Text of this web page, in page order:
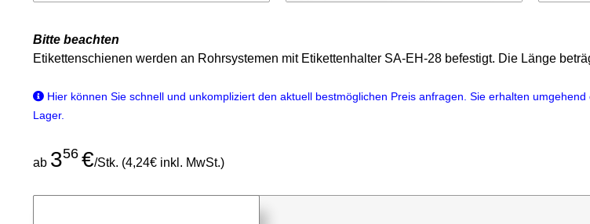
Bitte beachten
Etikettenschienen werden an Rohrsystemen mit Etikettenhalter SA-EH-28 befestigt. Die Länge
Hier können Sie schnell und unkompliziert den aktuell bestmöglichen Preis anfragen. Sie erhalten
Lager.
ab 356 €/Stk. (4,24€ inkl. MwSt.)